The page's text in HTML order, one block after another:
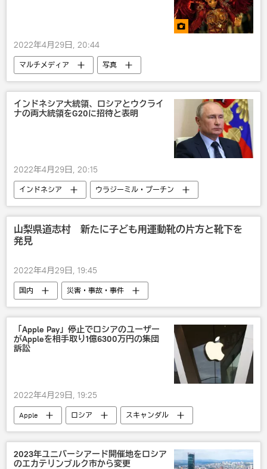
2022年4月29日, 20:44
マルチメディア 写真
インドネシア大統領、ロシアとウクライ
ナの両大統領をG20に招待と表明
2022年4月29日, 20:15
インドネシア
ウラジーミル・プーチン
ウォロディミル・ゼレンスキー
G20
山梨県道志村 新たに子ども用運動靴の片方と靴下を
発見
2022年4月29日, 19:45
国内 災害・事故・事件
「Apple Pay」停止でロシアのユーザー
がAppleを相手取り1億6300万円の集団
訴訟
2022年4月29日, 19:25
Apple ロシア
スキャンダル
Apple Pay
社会
2023年ユニバーシアード開催地をロシア
のエカテリンブルク市から変更